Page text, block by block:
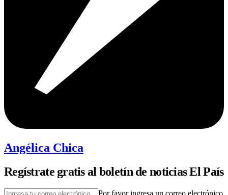
Angélica Chica
Regístrate gratis al boletín de noticias El País